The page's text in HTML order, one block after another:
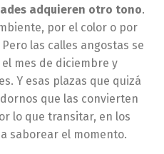
adquieren otro tono.
por el color o por
las calles angostas se
mes de diciembre y
Y esas plazas que quizá
que las convierten
lo que transitar, en los
saborear el momento.